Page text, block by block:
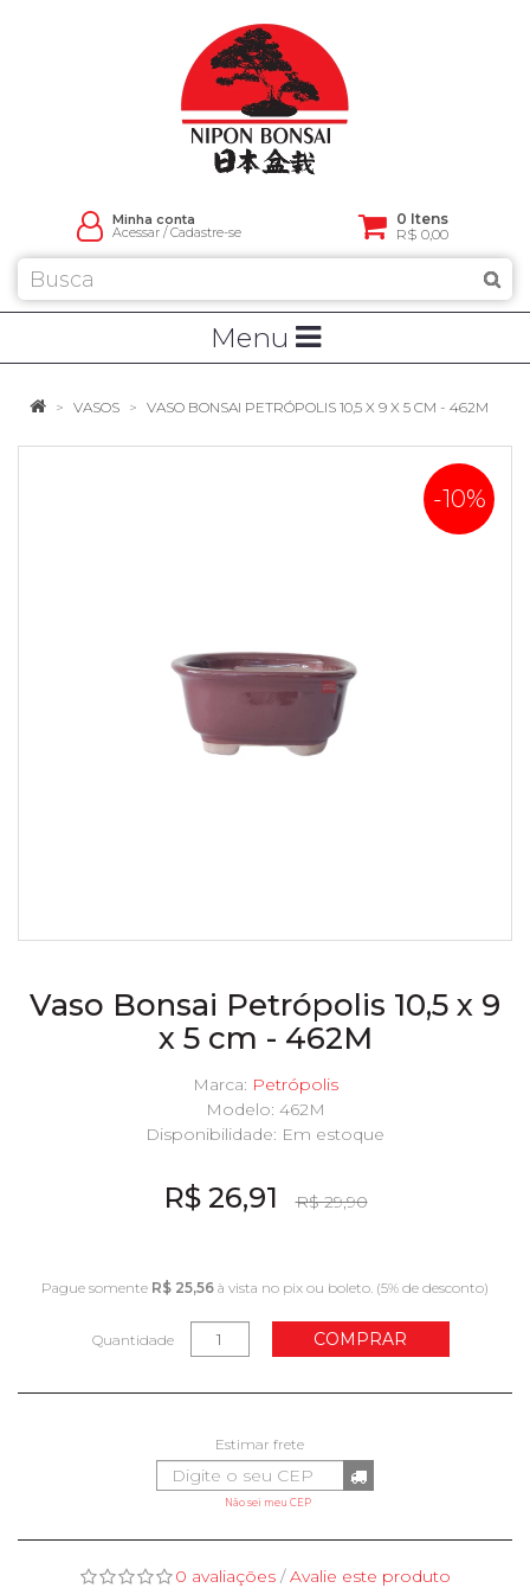
Minha conta
Acessar/Cadastre-se
0 Itens
R$ 0,00
Menu
VASOS VASO BONSAI PETRÓPOLIS 10,5 X 9 X 5 CM - 462M
-10%
Vaso Bonsai Petrópolis 10,5 x 9
x 5 cm - 462M
Marca: Petrópolis
Modelo: 462M
Disponibilidade: Em estoque
R$ 29,90
R$ 26,91
Pague somente R$ 25,56 à vista no pix ou boleto. (5% de desconto)
Quantidade COMPRAR
Não sei meu CEP
0 avaliações/Avalie este produto